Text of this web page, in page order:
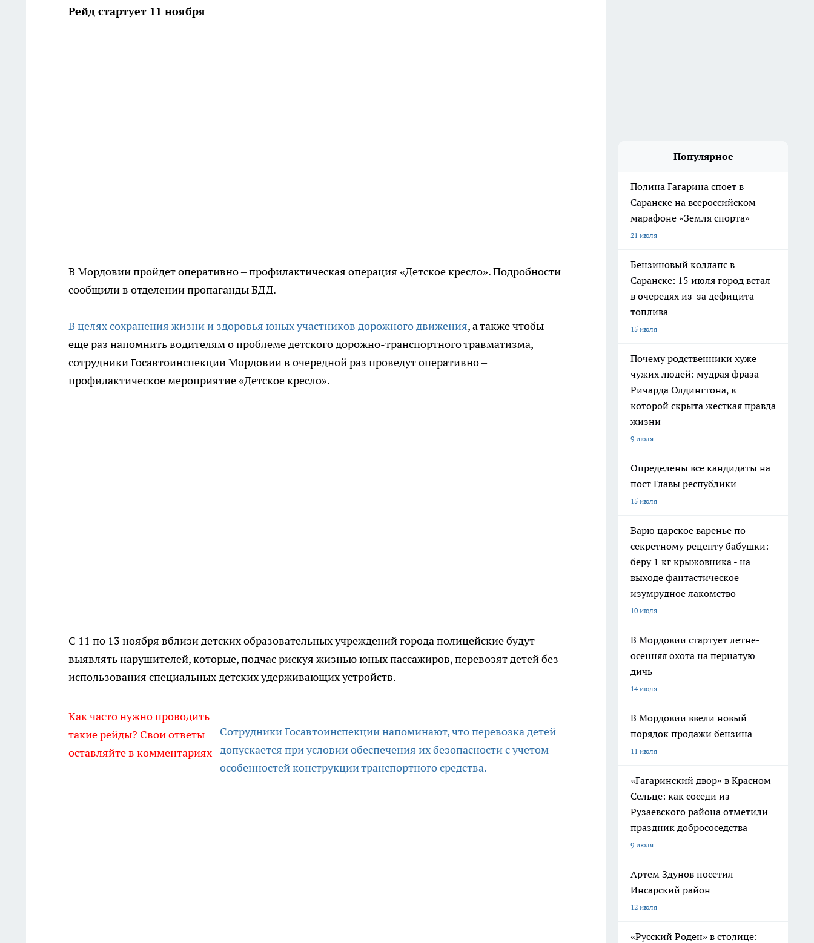
Рейд стартует 11 ноября
В Мордовии пройдет оперативно – профилактическая операция «Детское кресло». Подробности
сообщили в отделении пропаганды БДД.
В целях сохранения жизни и здоровья юных участников дорожного движения, а также чтобы
еще раз напомнить водителям о проблеме детского дорожно-транспортного травматизма,
сотрудники Госавтоинспекции Мордовии в очередной раз проведут оперативно –
профилактическое мероприятие «Детское кресло».
С 11 по 13 ноября вблизи детских образовательных учреждений города полицейские будут
выявлять нарушителей, которые, подчас рискуя жизнью юных пассажиров, перевозят детей без
использования специальных детских удерживающих устройств.
Как часто нужно проводить
такие рейды? Свои ответы
оставляйте в комментариях
Сотрудники Госавтоинспекции напоминают, что перевозка детей
допускается при условии обеспечения их безопасности с учетом
особенностей конструкции транспортного средства.
Популярное
Полина Гагарина споет в
Саранске на всероссийском
марафоне «Земля спорта»
21 июля
Бензиновый коллапс в
Саранске: 15 июля город встал
в очередях из-за дефицита
топлива
15 июля
Почему родственники хуже
чужих людей: мудрая фраза
Ричарда Олдингтона, в
которой скрыта жесткая правда
жизни
9 июля
Определены все кандидаты на
пост Главы республики
15 июля
Варю царское варенье по
секретному рецепту бабушки:
беру 1 кг крыжовника - на
выходе фантастическое
изумрудное лакомство
10 июля
В Мордовии стартует летне-
осенняя охота на пернатую
дичь
14 июля
В Мордовии ввели новый
порядок продажи бензина
11 июля
«Гагаринский двор» в Красном
Сельце: как соседи из
Рузаевского района отметили
праздник добрососедства
9 июля
Артем Здунов посетил
Инсарский район
12 июля
«Русский Роден» в столице: